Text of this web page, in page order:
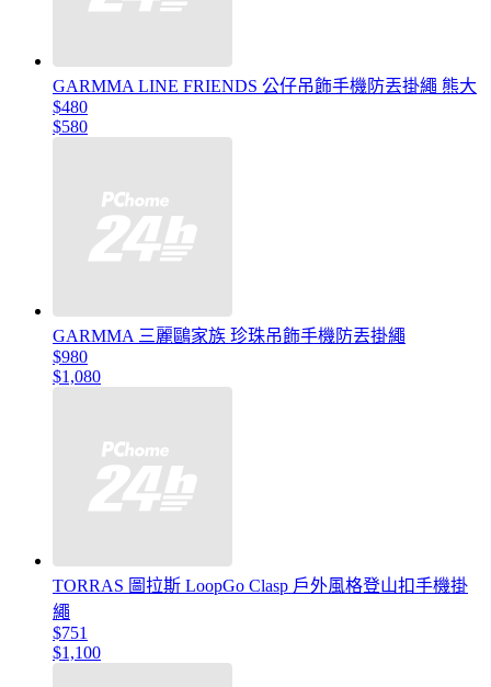
GARMMA LINE FRIENDS 公仔吊飾手機防丟掛繩 熊大
$480
$580
GARMMA 三麗鷗家族 珍珠吊飾手機防丟掛繩
$980
$1,080
TORRAS 圖拉斯 LoopGo Clasp 戶外風格登山扣手機掛
繩
$751
$1,100